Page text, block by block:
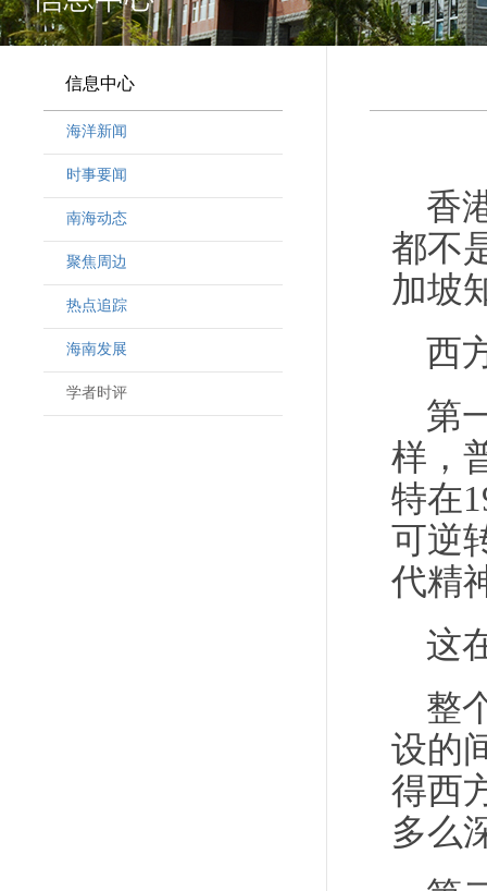
信息中心
海洋新闻
时事要闻
南海动态
聚焦周边
热点追踪
海南发展
学者时评
香
都不
加坡
西
第
样，
特在
可逆
代精
这
整
设的
得西
多么